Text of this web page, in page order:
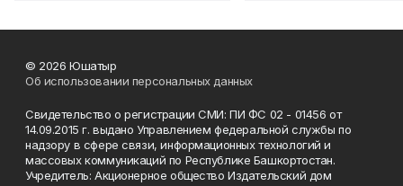
© 2026 Юшатыр
Об использовании персональных данных
Свидетельство о регистрации СМИ: ПИ ФС 02 - 01456 от
14.09.2015 г. выдано Управлением федеральной службы по
надзору в сфере связи, информационных технологий и
массовых коммуникаций по Республике Башкортостан.
Учредитель: Акционерное общество Издательский дом